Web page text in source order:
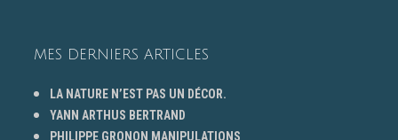
MES DERNIERS ARTICLES
LA NATURE N’EST PAS UN DÉCOR.
YANN ARTHUS BERTRAND
PHILIPPE GRONON MANIPULATIONS